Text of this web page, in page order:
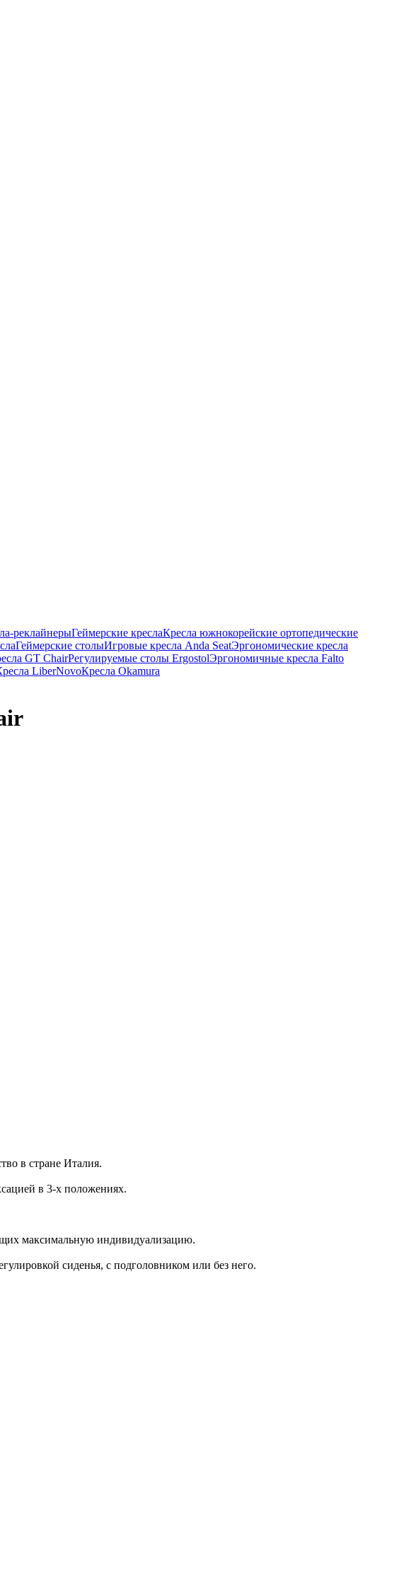
реклайнерыГеймерские креслаКресла южнокорейские ортопедические
Геймерские столыИгровые кресла Anda SeatЭргономические кресла
GT ChairРегулируемые столы ErgostolЭргономичные кресла Falto
LiberNovoКресла Okamura
в стране Италия.
в 3-х положениях.
максимальную индивидуализацию.
сиденья, с подголовником или без него.